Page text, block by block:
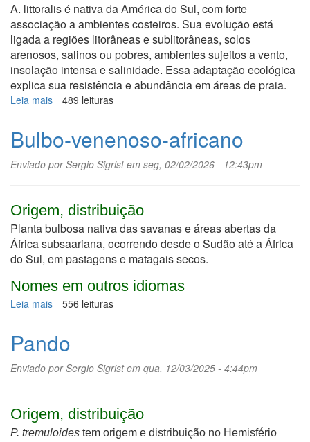
A. littoralis é nativa da América do Sul, com forte
associação a ambientes costeiros. Sua evolução está
ligada a regiões litorâneas e sublitorâneas, solos
arenosos, salinos ou pobres, ambientes sujeitos a vento,
insolação intensa e salinidade. Essa adaptação ecológica
explica sua resistência e abundância em áreas de praia.
Leia mais sobre
praia
489 leituras
Bulbo-venenoso-africano
Enviado porSergio Sigristem seg, 02/02/2026 - 12:43pm
Origem, distribuição
Planta bulbosa nativa das savanas e áreas abertas da
África subsaariana, ocorrendo desde o Sudão até a África
do Sul, em pastagens e matagais secos.
Nomes em outros idiomas
Leia mais sobre
africano
556 leituras
Pando
Enviado porSergio Sigristem qua, 12/03/2025 - 4:44pm
Origem, distribuição
P. tremuloides tem origem e distribuição no Hemisfério